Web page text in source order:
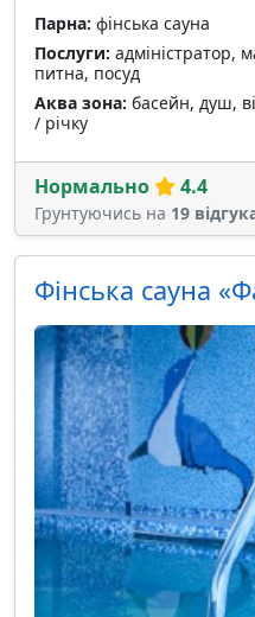
Парна: фінська сауна
Послуги: адміністратор,
питна, посуд
Аква зона: басейн, душ,
/ річку
Нормально 4.4
Грунтуючись на 19
Фінська сауна